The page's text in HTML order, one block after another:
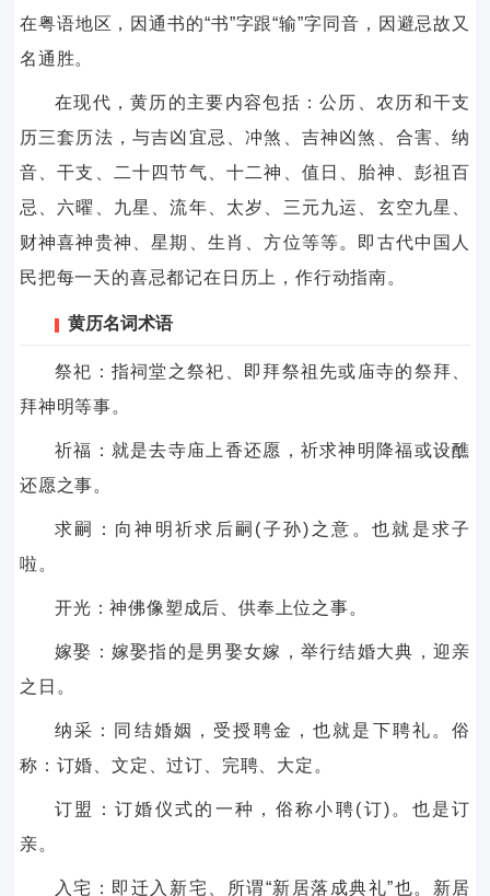
在粤语地区，因通书的“书”字跟“输”字同音，因避忌故又
名通胜。
在现代，黄历的主要内容包括：公历、农历和干支
历三套历法，与吉凶宜忌、冲煞、吉神凶煞、合害、纳
音、干支、二十四节气、十二神、值日、胎神、彭祖百
忌、六曜、九星、流年、太岁、三元九运、玄空九星、
财神喜神贵神、星期、生肖、方位等等。即古代中国人
民把每一天的喜忌都记在日历上，作行动指南。
黄历名词术语
祭祀：指祠堂之祭祀、即拜祭祖先或庙寺的祭拜、
拜神明等事。
祈福：就是去寺庙上香还愿，祈求神明降福或设醮
还愿之事。
求嗣：向神明祈求后嗣(子孙)之意。也就是求子
啦。
开光：神佛像塑成后、供奉上位之事。
嫁娶：嫁娶指的是男娶女嫁，举行结婚大典，迎亲
之日。
纳采：同结婚姻，受授聘金，也就是下聘礼。俗
称：订婚、文定、过订、完聘、大定。
订盟：订婚仪式的一种，俗称小聘(订)。也是订
亲。
入宅：即迁入新宅、所谓“新居落成典礼”也。新居